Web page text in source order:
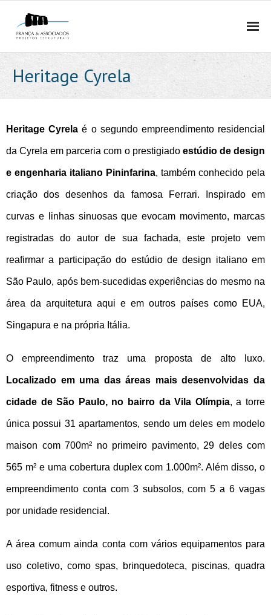
QUEM SOMOS
- MÉTODO
- EQUIPE
- POLÍTICA DE PRIVACIDADE E PROTEÇÃO DE DADOS
PROJETOS ESTRUTURAIS
NOVIDADES
Heritage Cyrela
Heritage Cyrela é o segundo empreendimento residencial
da Cyrela em parceria com o prestigiado estúdio de design
e engenharia italiano Pininfarina, também conhecido pela
criação dos desenhos da famosa Ferrari. Inspirado em
curvas e linhas sinuosas que evocam movimento, marcas
registradas do autor de sua fachada, este projeto vem
reafirmar a participação do estúdio de design italiano em
São Paulo, após bem-sucedidas experiências do mesmo na
área da arquitetura aqui e em outros países como EUA,
Singapura e na própria Itália.
O empreendimento traz uma proposta de alto luxo.
Localizado em uma das áreas mais desenvolvidas da
cidade de São Paulo, no bairro da Vila Olímpia, a torre
única possui 31 apartamentos, sendo um deles em modelo
maison com 700m² no primeiro pavimento, 29 deles com
565 m² e uma cobertura duplex com 1.000m². Além disso, o
empreendimento conta com 3 subsolos, com 5 a 6 vagas
por unidade residencial.
A área comum ainda conta com vários equipamentos para
uso coletivo, como spas, brinquedoteca, piscinas, quadra
esportiva, fitness e outros.